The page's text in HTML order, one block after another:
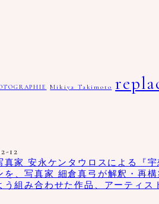
Mikiya Takimoto
12
家 安永ケンタウロスによる『宇
、写真家 細倉真弓が解釈・再
組み合わせた作品、アーティス